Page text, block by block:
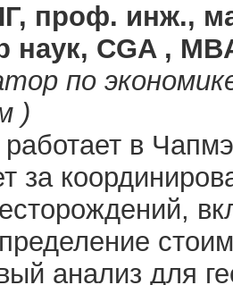
проф. инж.,
наук, CGA ,
по
)
в
за
анализ для